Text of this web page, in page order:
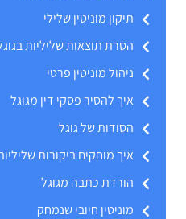
תיקון מוניטין שלילי
הסרת תוצאות שליליות
ניהול מוניטין פרטי
איך להסיר פסקי דין מגוגל
הסודות של גוגל
איך מוחקים ביקורות
הורדת כתבה מגוגל
מוניטין חיובי שנמחק